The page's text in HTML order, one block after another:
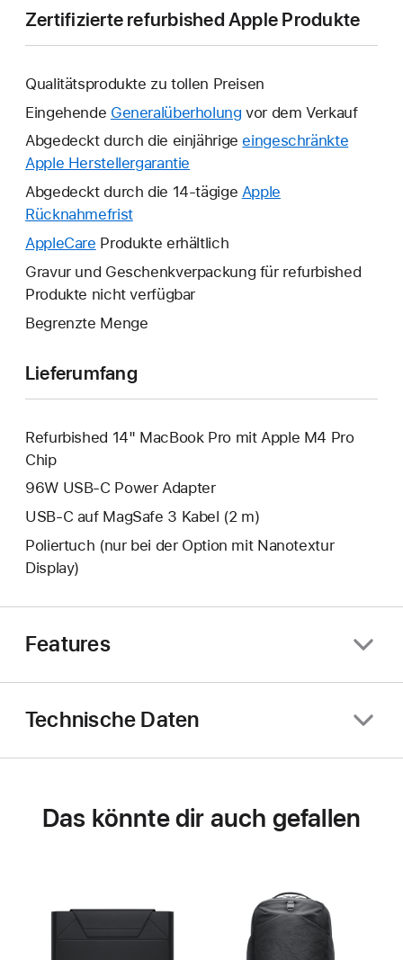
Zertifizierte refurbished Apple Produkte
Qualitätsprodukte zu tollen Preisen
Eingehende Generalüberholung vor dem Verkauf
Abgedeckt durch die einjährige eingeschränkte
Apple Herstellergarantie
neues
geöffnet.
Abgedeckt durch die 14-tägige Apple
RücknahmefristEin
neues
wird
geöffnet.
AppleCare Ein
neues
Fenster
geöffnet.
Produkte erhältlich
Gravur und Geschenkverpackung für refurbished
Produkte nicht verfügbar
Begrenzte Menge
Lieferumfang
Refurbished 14" MacBook Pro mit Apple M4 Pro
Chip
96W USB‑C Power Adapter
USB‑C auf MagSafe 3 Kabel (2 m)
Poliertuch (nur bei der Option mit Nanotextur
Display)
Features
Technische Daten
Das könnte dir auch gefallen